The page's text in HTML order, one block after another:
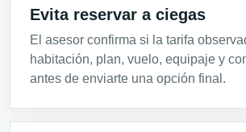
Evita reservar a ciegas
El asesor confirma si la tarifa
habitación, plan, vuelo, equipaje y
antes de enviarte una opción final.